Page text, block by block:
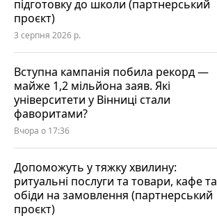
підготовку до школи (партнерський
проєкт)
3 серпня 2026 р.
Вступна кампанія побила рекорд —
майже 1,2 мільйона заяв. Які
університети у Вінниці стали
фаворитами?
Вчора о 17:36
Допоможуть у тяжку хвилину:
ритуальні послуги та товари, кафе та
обіди на замовлення (партнерський
проєкт)